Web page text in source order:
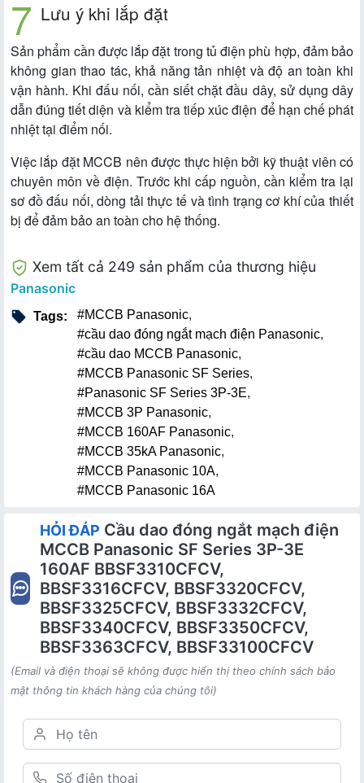
Lưu ý khi lắp đặt
Sản phẩm cần được lắp đặt trong tủ điện phù hợp, đảm bảo
không gian thao tác, khả năng tản nhiệt và độ an toàn khi
vận hành. Khi đấu nối, cần siết chặt đầu dây, sử dụng dây
dẫn đúng tiết diện và kiểm tra tiếp xúc điện để hạn chế phát
nhiệt tại điểm nối.
Việc lắp đặt MCCB nên được thực hiện bởi kỹ thuật viên có
chuyên môn về điện. Trước khi cấp nguồn, cần kiểm tra lại
sơ đồ đấu nối, dòng tải thực tế và tình trạng cơ khí của thiết
bị để đảm bảo an toàn cho hệ thống.
Xem tất cả 249 sản phẩm của thương hiệu
Panasonic
Tags: #MCCB Panasonic,
#cầu dao đóng ngắt mạch điện Panasonic,
#cầu dao MCCB Panasonic,
#MCCB Panasonic SF Series,
#Panasonic SF Series 3P-3E,
#MCCB 3P Panasonic,
#MCCB 160AF Panasonic,
#MCCB 35kA Panasonic,
#MCCB Panasonic 10A,
#MCCB Panasonic 16A
HỎI ĐÁP Cầu dao đóng ngắt mạch điện
MCCB Panasonic SF Series 3P-3E
160AF BBSF3310CFCV,
BBSF3316CFCV, BBSF3320CFCV,
BBSF3325CFCV, BBSF3332CFCV,
BBSF3340CFCV, BBSF3350CFCV,
BBSF3363CFCV, BBSF33100CFCV
(Email và điện thoại sẽ không được hiển thị theo chính sách bảo
mật thông tin khách hàng của chúng tôi)